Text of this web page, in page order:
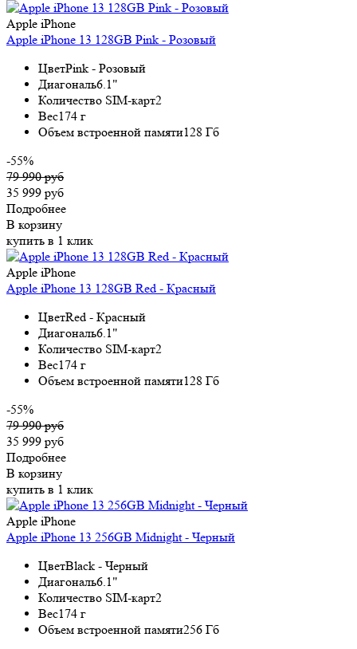
Apple iPhone
Apple iPhone 13 128GB Pink - Розовый
ЦветPink - Розовый
Диагональ6.1"
Количество SIM-карт2
Вес174 г
Объем встроенной памяти128 Гб
-55%
79 990 руб
35 999 руб
Подробнее
В корзину
купить в 1 клик
Apple iPhone
Apple iPhone 13 128GB Red - Красный
ЦветRed - Красный
Диагональ6.1"
Количество SIM-карт2
Вес174 г
Объем встроенной памяти128 Гб
-55%
79 990 руб
35 999 руб
Подробнее
В корзину
купить в 1 клик
Apple iPhone
Apple iPhone 13 256GB Midnight - Черный
ЦветBlack - Черный
Диагональ6.1"
Количество SIM-карт2
Вес174 г
Объем встроенной памяти256 Гб